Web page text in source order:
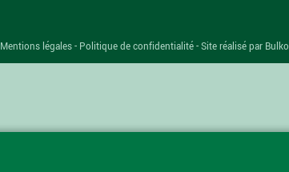
Mentions légales- Politique de confidentialité-Site réalisé par Bulko